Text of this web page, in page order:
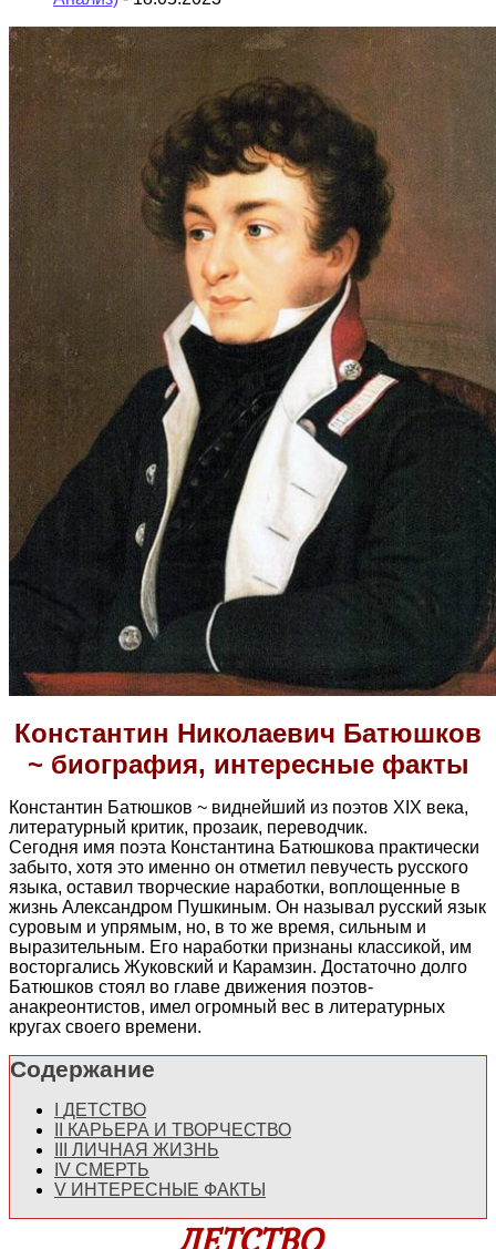
Константин Николаевич Батюшков
~ биография, интересные факты
Константин Батюшков ~ виднейший из поэтов XIX века,
литературный критик, прозаик, переводчик.
Сегодня имя поэта Константина Батюшкова практически
забыто, хотя это именно он отметил певучесть русского
языка, оставил творческие наработки, воплощенные в
жизнь Александром Пушкиным. Он называл русский язык
суровым и упрямым, но, в то же время, сильным и
выразительным. Его наработки признаны классикой, им
восторгались Жуковский и Карамзин. Достаточно долго
Батюшков стоял во главе движения поэтов-
анакреонтистов, имел огромный вес в литературных
кругах своего времени.
Содержание
ДЕТСТВО
КАРЬЕРА И ТВОРЧЕСТВО
ЛИЧНАЯ ЖИЗНЬ
IV СМЕРТЬ
V ИНТЕРЕСНЫЕ ФАКТЫ